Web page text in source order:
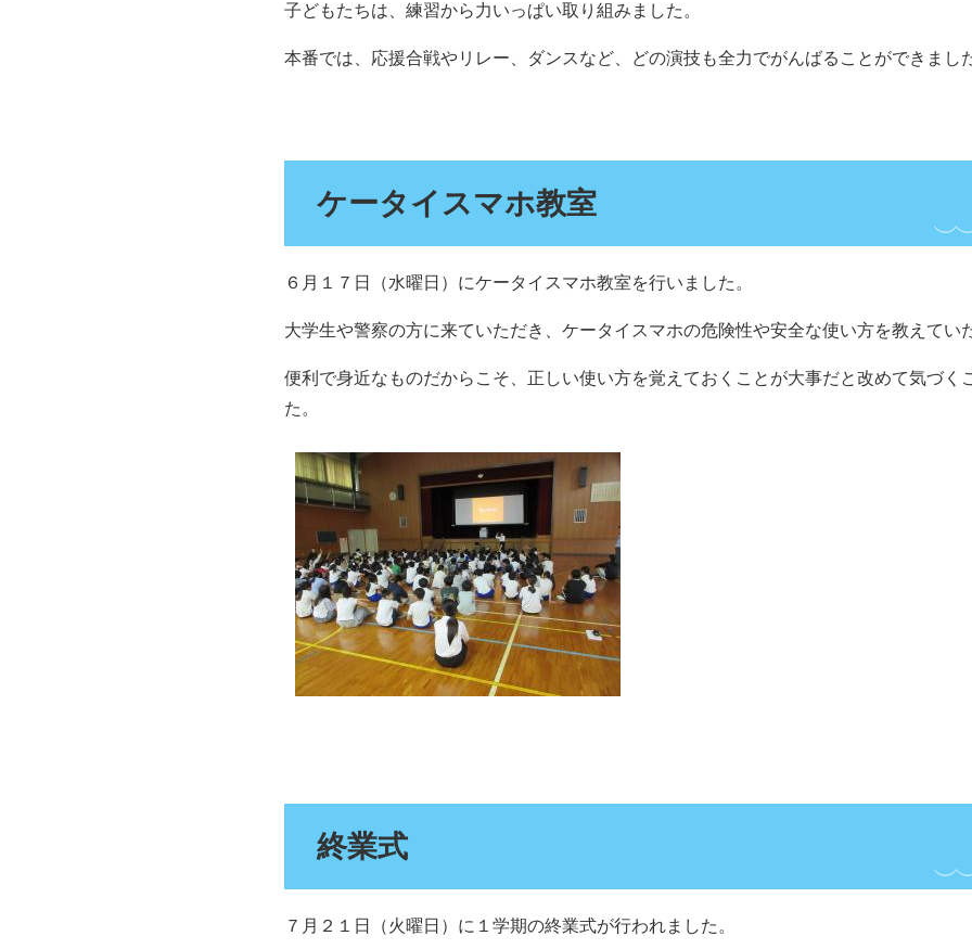
子どもたちは、練習から力いっぱい取り組みました。
本番では、応援合戦やリレー、ダンスなど、どの演技も全力でがんばることができまし
ケータイスマホ教室
６月１７日（水曜日）にケータイスマホ教室を行いました。
大学生や警察の方に来ていただき、ケータイスマホの危険性や安全な使い方を教えてい
便利で身近なものだからこそ、正しい使い方を覚えておくことが大事だと改めて気づく
た。
終業式
７月２１日（火曜日）に１学期の終業式が行われました。